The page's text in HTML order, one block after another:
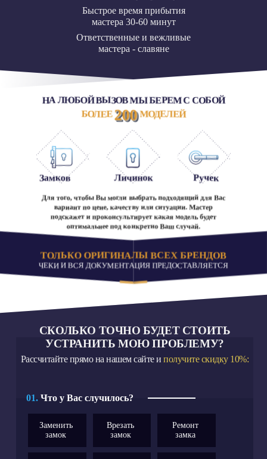
Быстрое время прибытия
мастера 30-60 минут
Ответственные и вежливые
мастера - славяне
НА ЛЮБОЙ ВЫЗОВ МЫ БЕРЕМ С СОБОЙ
БОЛЕЕ200МОДЕЛЕЙ
Замков Личинок Ручек
Для того, чтобы Вы могли выбрать подходящий для Вас
вариант по цене, качеству или ситуации. Мастер
подскажет и проконсультирует какая модель будет
оптимальнее под конкретно Ваш случай.
ТОЛЬКО ОРИГИНАЛЫ ВСЕХ БРЕНДОВ
ЧЕКИ И ВСЯ ДОКУМЕНТАЦИЯ ПРЕДОСТАВЛЯЕТСЯ
СКОЛЬКО ТОЧНО БУДЕТ СТОИТЬ
УСТРАНИТЬ МОЮ ПРОБЛЕМУ?
Рассчитайте прямо на нашем сайте иполучите скидку 10%:
01. Что у Вас случилось?
Заменить
замок
Врезать
замок
Ремонт
замка